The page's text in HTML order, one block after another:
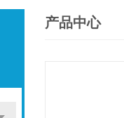
产品中心